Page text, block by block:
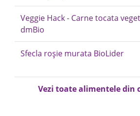
Veggie Hack - Carne tocata
dmBio
Sfecla roșie murata BioLider
Vezi toate alimentele din